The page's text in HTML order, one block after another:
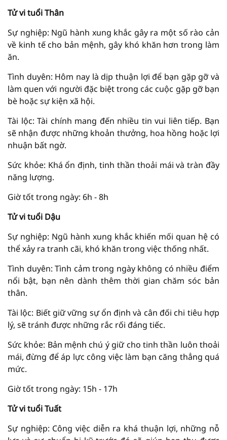
Tử vi tuổi Thân
Sự nghiệp: Ngũ hành xung khắc gây ra một số rào cản
về kinh tế cho bản mệnh, gây khó khăn hơn trong làm
ăn.
Tình duyên: Hôm nay là dịp thuận lợi để bạn gặp gỡ và
làm quen với người đặc biệt trong các cuộc gặp gỡ bạn
bè hoặc sự kiện xã hội.
Tài lộc: Tài chính mang đến nhiều tin vui liên tiếp. Bạn
sẽ nhận được những khoản thưởng, hoa hồng hoặc lợi
nhuận bất ngờ.
Sức khỏe: Khá ổn định, tinh thần thoải mái và tràn đầy
năng lượng.
Giờ tốt trong ngày: 6h - 8h
Tử vi tuổi Dậu
Sự nghiệp: Ngũ hành xung khắc khiến mối quan hệ có
thể xảy ra tranh cãi, khó khăn trong việc thống nhất.
Tình duyên: Tình cảm trong ngày không có nhiều điểm
nổi bật, bạn nên dành thêm thời gian chăm sóc bản
thân.
Tài lộc: Biết giữ vững sự ổn định và cân đối chi tiêu hợp
lý, sẽ tránh được những rắc rối đáng tiếc.
Sức khỏe: Bản mệnh chú ý giữ cho tinh thần luôn thoải
mái, đừng để áp lực công việc làm bạn căng thẳng quá
mức.
Giờ tốt trong ngày: 15h - 17h
Tử vi tuổi Tuất
Sự nghiệp: Công việc diễn ra khá thuận lợi, những nỗ